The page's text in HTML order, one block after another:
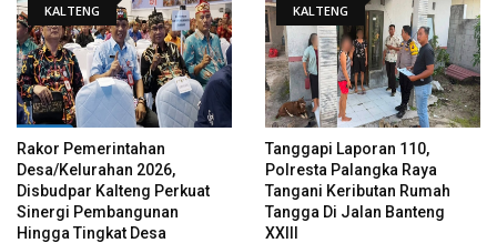
KALTENG
Rakor Pemerintahan
Desa/Kelurahan 2026,
Disbudpar Kalteng Perkuat
Sinergi Pembangunan
Hingga Tingkat Desa
KALTENG
Tanggapi Laporan 110,
Polresta Palangka Raya
Tangani Keributan Rumah
Tangga Di Jalan Banteng
XXIII